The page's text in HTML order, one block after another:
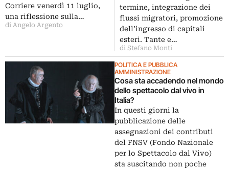
Corriere venerdì 11 luglio,
una riflessione sulla…
di Angelo Argento
termine, integrazione dei
flussi migratori, promozione
dell’ingresso di capitali
esteri. Tante e…
di Stefano Monti
POLITICA E PUBBLICA
AMMINISTRAZIONE
Cosa sta accadendo nel mondo
dello spettacolo dal vivo in
Italia?
In questi giorni la
pubblicazione delle
assegnazioni dei contributi
del FNSV (Fondo Nazionale
per lo Spettacolo dal Vivo)
sta suscitando non poche